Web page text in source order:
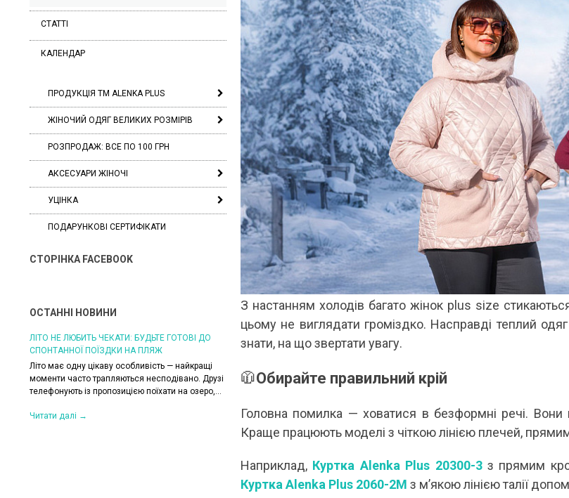
СТАТТІ
КАЛЕНДАР
ПРОДУКЦІЯ ТМ ALENKA PLUS
ЖІНОЧИЙ ОДЯГ ВЕЛИКИХ РОЗМІРІВ
РОЗПРОДАЖ: ВСЕ ПО 100 ГРН
АКСЕСУАРИ ЖІНОЧІ
УЦІНКА
ПОДАРУНКОВІ СЕРТИФІКАТИ
СТОРІНКА FACEBOOK
ОСТАННІ НОВИНИ
ЛІТО НЕ ЛЮБИТЬ ЧЕКАТИ: БУДЬТЕ ГОТОВІ ДО
СПОНТАННОЇ ПОЇЗДКИ НА ПЛЯЖ
Літо має одну цікаву особливість — найкращі
моменти часто трапляються несподівано. Друзі
телефонують із пропозицією поїхати на озеро,...
Читати далі →
КОЛИ ЗРАНКУ СПЕКА, А ВВЕЧЕРІ ВЖЕ
Цього літа погода ніби вирішила перевірити всіх
Читати далі →
впевнено та комфортно. Саме тому
Читати далі →
З настанням холодів багато жінок plus size
цьому не виглядати громіздко. Насправді теплий
знати, на що звертати увагу.
🧥Обирайте правильний крій
Головна помилка — ховатися в безформні речі.
Краще працюють моделі з чіткою лінією плечей,
Наприклад, Куртка Alenka Plus 20300-3з прямим
Куртка Alenka Plus 2060-2M з м’якою лінією талії